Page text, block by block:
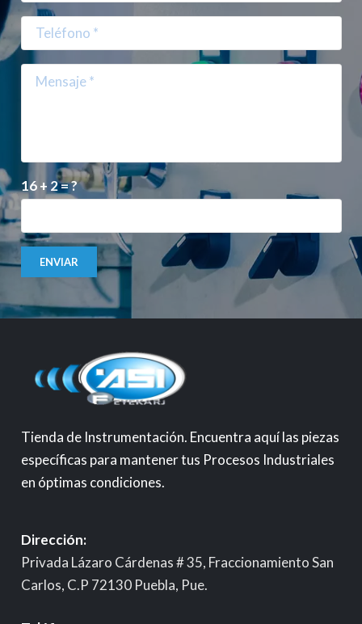
16 + 2 = ?
ENVIAR
Tienda de Instrumentación. Encuentra aquí las piezas
específicas para mantener tus Procesos Industriales
en óptimas condiciones.
Dirección:
Privada Lázaro Cárdenas # 35, Fraccionamiento San
Carlos, C.P 72130 Puebla, Pue.